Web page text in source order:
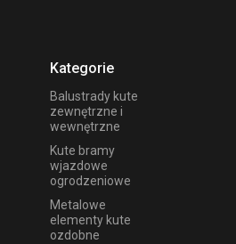
Kategorie
Balustrady kute
zewnętrzne i
wewnętrzne
Kute bramy
wjazdowe
ogrodzeniowe
Metalowe
elementy kute
ozdobne